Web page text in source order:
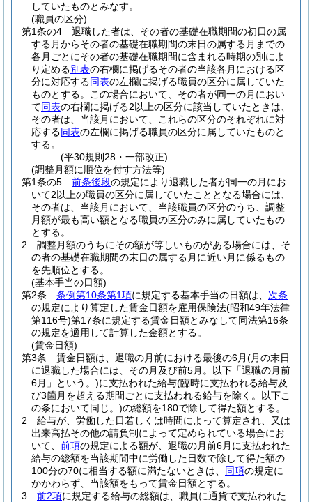
していたものとみなす。
(職員の区分)
第1条の4
退職した者は、その者の基礎在職期間の初日の属
する月からその者の基礎在職期間の末日の属する月までの
各月ごとにその者の基礎在職期間に含まれる時期の別によ
り定める別表の右欄に掲げるその者の当該各月における区
分に対応する同表の左欄に掲げる職員の区分に属していた
ものとする。
この場合において、その者が同一の月におい
て同表の右欄に掲げる2以上の区分に該当していたときは、
その者は、当該月において、これらの区分のそれぞれに対
応する同表の左欄に掲げる職員の区分に属していたものと
する。
(平30規則28・一部改正)
(調整月額に順位を付す方法等)
第1条の5
前条後段の規定により退職した者が同一の月にお
いて2以上の職員の区分に属していたこととなる場合には、
その者は、当該月において、当該職員の区分のうち、調整
月額が最も高い額となる職員の区分のみに属していたもの
とする。
2
調整月額のうちにその額が等しいものがある場合には、そ
の者の基礎在職期間の末日の属する月に近い月に係るもの
を先順位とする。
(基本手当の日額)
第2条
条例第10条第1項に規定する基本手当の日額は、 次条
の規定により算定した賃金日額を雇用保険法(昭和49年法律
第116号)第17条に規定する賃金日額とみなして同法第16条
の規定を適用して計算した金額とする。
(賃金日額)
第3条
賃金日額は、退職の月前における最後の6月(月の末日
に退職した場合には、その月及び前5月。以下「退職の月前
6月」という。)に支払われた給与(臨時に支払われる給与及
び3箇月を超える期間ごとに支払われる給与を除く。以下こ
の条において同じ。)の総額を180で除して得た額とする。
2
給与が、労働した日若しくは時間によって算定され、又は
出来高払その他の請負制によって定められている場合にお
いて、 前項の規定による額が、退職の月前6月に支払われた
給与の総額を当該期間中に労働した日数で除して得た額の
100分の70に相当する額に満たないときは、 同項の規定に
かかわらず、当該額をもって賃金日額とする。
3
前2項に規定する給与の総額は、職員に通貨で支払われた